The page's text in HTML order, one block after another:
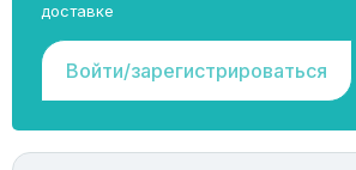
доставке
Войти/зарегистрироваться